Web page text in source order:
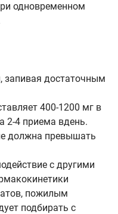
одновременном
запивая достаточным
400-1200 мг в
2-4 приема вдень.
должна превышать
с другими
пожилым
подбирать с